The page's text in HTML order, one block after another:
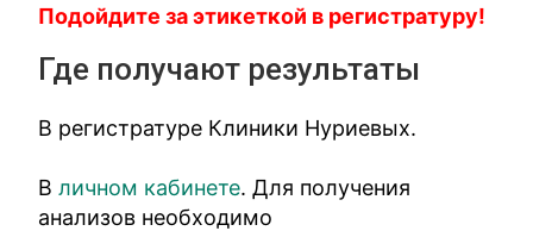
Подойдите за этикеткой в регистратуру!
Где получают результаты
В регистратуре Клиники Нуриевых.
Вличном кабинете. Для получения
анализов необходимо